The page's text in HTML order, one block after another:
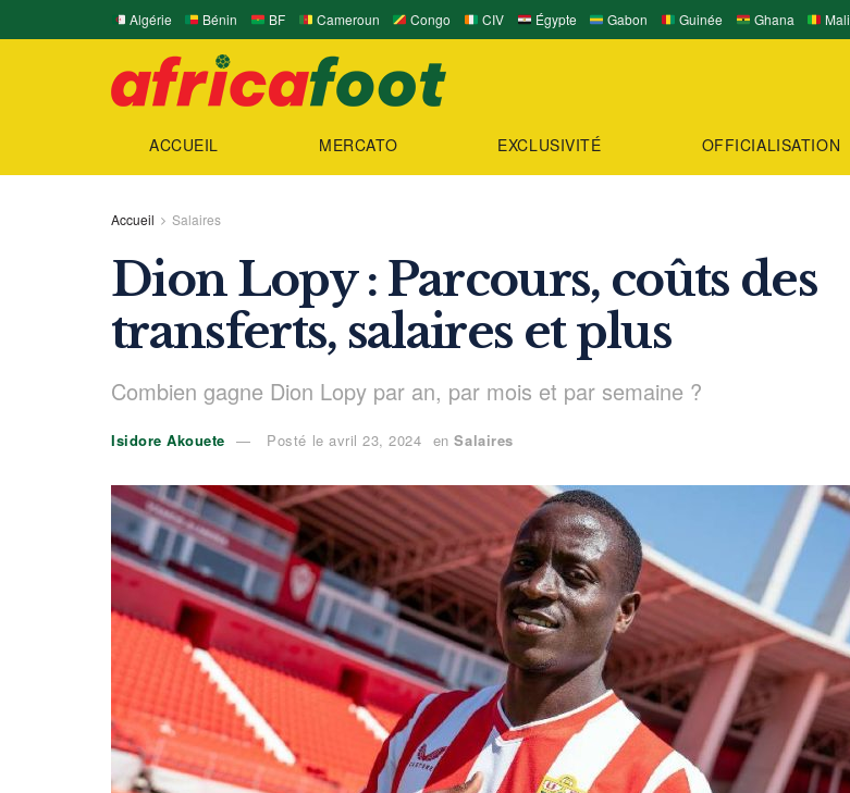
Algérie Bénin BF Cameroun Congo CIV Égypte Gabon Guinée Ghana Mali
ACCUEIL MERCATO EXCLUSIVITÉ OFFICIALISATION
Accueil Salaires
Dion Lopy : Parcours, coûts des
transferts, salaires et plus
Combien gagne Dion Lopy par an, par mois et par semaine ?
Isidore Akouete Posté le avril 23, 2024 en Salaires